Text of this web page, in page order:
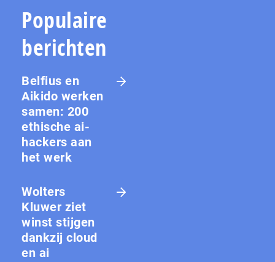
Populaire
berichten
Belfius en
Aikido werken
samen: 200
ethische ai-
hackers aan
het werk
Wolters
Kluwer ziet
winst stijgen
dankzij cloud
en ai